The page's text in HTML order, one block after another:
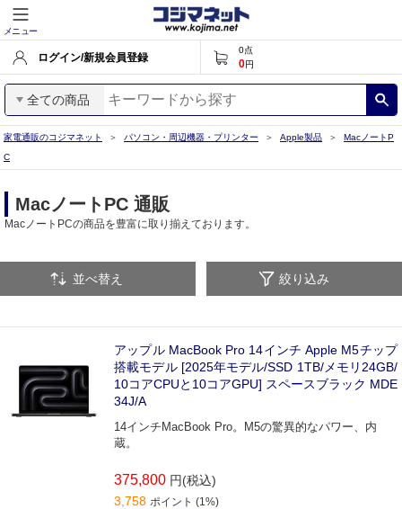
メニュー
ログイン/新規会員登録
0点
0円
全ての商品
家電通販のコジマネット パソコン・周辺機器・プリンター Apple製品
MacノートP
C
MacノートPC 通販
MacノートPCの商品を豊富に取り揃えております。
並べ替え 絞り込み
アップル MacBook Pro 14インチ Apple M5チップ
搭載モデル [2025年モデル/SSD 1TB/メモリ24GB/
10コアCPUと10コアGPU] スペースブラック MDE
34J/A
14インチMacBook Pro。M5の驚異的なパワー、内
蔵。
375,800 円(税込)
3,758 ポイント (1%)